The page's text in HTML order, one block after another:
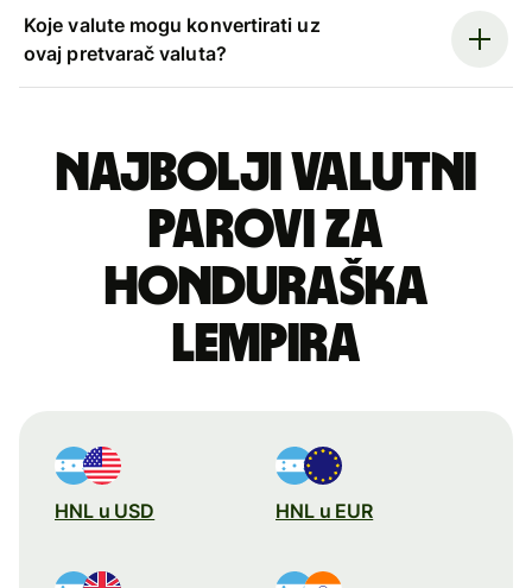
Koje valute mogu konvertirati uz
ovaj pretvarač valuta?
Najbolji valutni
parovi za
honduraška
lempira
HNL u USD HNL u EUR